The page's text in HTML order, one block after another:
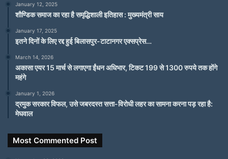
January 12, 2025
शौण्डिक समाज का रहा है समृद्धिशाली इतिहास : मुख्यमंत्री साय
January 17, 2025
इतने दिनों के लिए रद्द हुई बिलासपुर-टाटानगर एक्सप्रेस…
March 14, 2026
अकासा एयर 15 मार्च से लगाएगा ईंधन अधिभार, टिकट 199 से 1300 रुपये तक होंगे
महंगे
January 1, 2026
द्रमुक सरकार विफल, उसे जबरदस्त सत्ता-विरोधी लहर का सामना करना पड़ रहा है:
मेघवाल
Most Commented Post